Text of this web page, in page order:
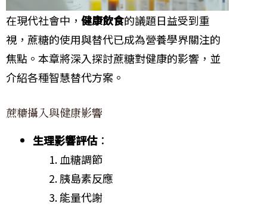
在現代社會中， 健康飲食的議題日益受到重
視，蔗糖的使用與替代已成為營養學界關注的
焦點。本章將深入探討蔗糖對健康的影響，並
介紹各種智慧替代方案。
蔗糖攝入與健康影響
生理影響評估：
血糖調節
胰島素反應
能量代謝